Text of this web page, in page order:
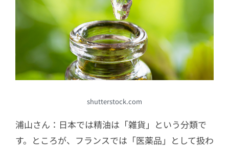
shutterstock.com
浦山さん：日本では精油は「雑貨」という分類で
す。ところが、フランスでは「医薬品」として扱わ